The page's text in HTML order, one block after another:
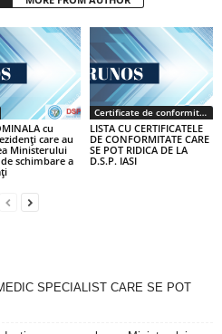
cu
care au
Ministerului
schimbare a
Certificate de conformitate
LISTA CU CERTIFICATELE
DE CONFORMITATE CARE
SE POT RIDICA DE LA
D.S.P. IASI
SPECIALIST CARE SE POT